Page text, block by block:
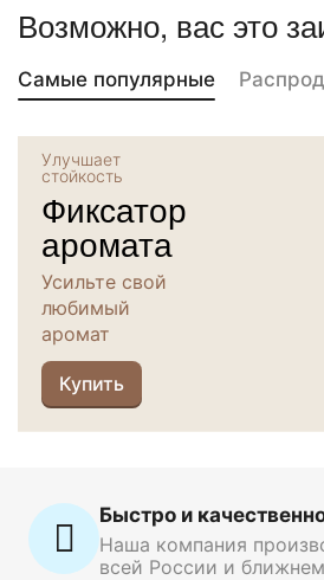
Возможно, вас это
Самые популярные
Улучшает
стойкость
Фиксатор
аромата
Усильте свой
любимый
аромат
Купить
Быстро и
Наша компания
всей России и